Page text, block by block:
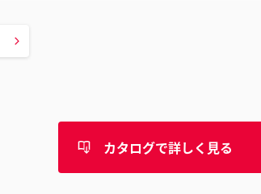
カタログで詳しく見る